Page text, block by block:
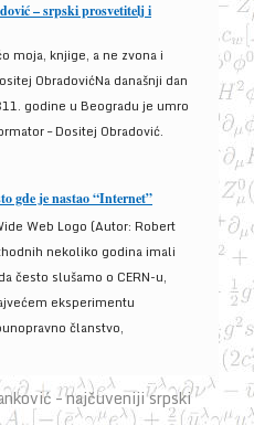
– srpski prosvetitelj i
moja, knjige, a ne zvona i
ObradovićNa današnji dan
godine u Beogradu je umro
– Dositej Obradović.
gde je nastao “Internet”
Web Logo (Autor: Robert
nekoliko godina imali
često slušamo o CERN-u,
eksperimentu
članstvo,
– najčuveniji srpski